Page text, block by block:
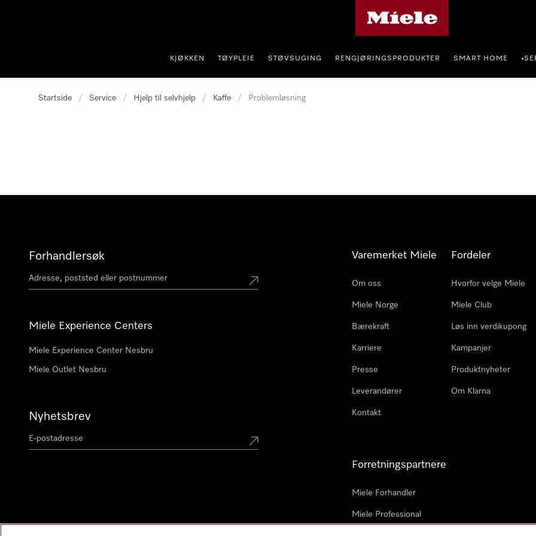
KJØKKEN TØYPLEIE STØVSUGING RENGJØRINGSPRODUKTER SMART HOME •
Startside / Service / Hjelp til selvhjelp / Kaffe / Problemløsning
Forhandlersøk
Miele Experience Centers
Miele Experience Center Nesbru
Miele Outlet Nesbru
Nyhetsbrev
Varemerket Miele
Om oss
Miele Norge
Bærekraft
Karriere
Presse
Leverandører
Kontakt
Fordeler
Hvorfor velge Miele
Miele Club
Løs inn verdikupong
Kampanjer
Produktnyheter
Om Klarna
Forretningspartnere
Miele Forhandler
Miele Professional